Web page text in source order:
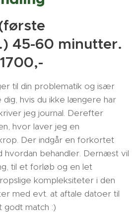
45-60 minutter.
til din problematik og især
hvis du ikke længere har
jeg journal. Derefter
hvor laver jeg en
Der indgår en forkortet
hvordan behandler. Dernæst vil
til et forløb og en let
kompleksiteter i den
med evt. at aftale datoer til
match :)